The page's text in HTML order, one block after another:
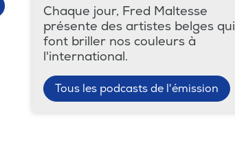
Chaque jour, Fred Maltesse
présente des artistes belges qui
font briller nos couleurs à
l'international.
Tous les podcasts de l'émission